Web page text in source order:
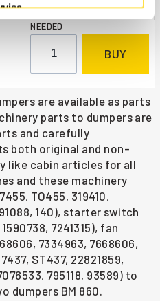
NEEDED
BUY
are available as parts
parts to dumpers are
and carefully
both original and non-
like cabin articles for all
and these machinery
TO455, 319410,
140), starter switch
7241315), fan
7334963, 7668606,
ST437, 22821859,
795118, 93589) to
dumpers BM 860.